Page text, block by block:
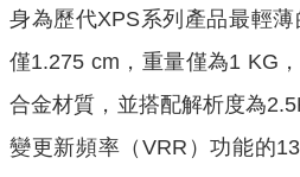
身為歷代XPS系列產品最輕
僅1.275 cm，重量僅為1 KG
合金材質，並搭配解析度為
變更新頻率（VRR）功能的